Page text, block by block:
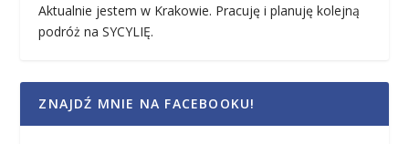
Aktualnie jestem w Krakowie. Pracuję i planuję kolejną
podróż na SYCYLIĘ.
ZNAJDŹ MNIE NA FACEBOOKU!